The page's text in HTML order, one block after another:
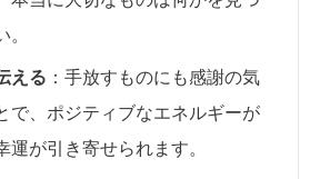
える ：手放すものにも感謝の気
で、ポジティブなエネルギーが
運が引き寄せられます。